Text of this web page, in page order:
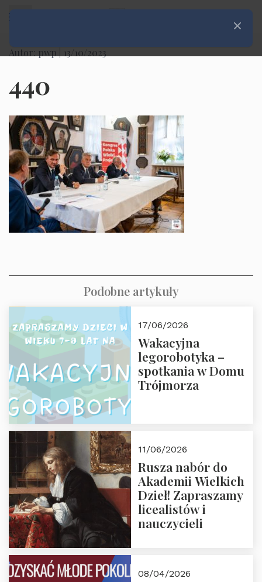
Autor: pwp | 13/10/2023
440
Podobne artykuły
17/06/2026
Wakacyjna
legorobotyka –
spotkania w Domu
Trójmorza
11/06/2026
Rusza nabór do
Akademii Wielkich
Dzieł! Zapraszamy
licealistów i
nauczycieli
08/04/2026
Zamknij